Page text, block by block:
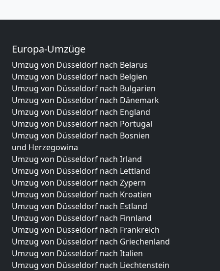
Europa-Umzüge
Umzug von Düsseldorf nach Belarus
Umzug von Düsseldorf nach Belgien
Umzug von Düsseldorf nach Bulgarien
Umzug von Düsseldorf nach Dänemark
Umzug von Düsseldorf nach England
Umzug von Düsseldorf nach Portugal
Umzug von Düsseldorf nach Bosnien
und Herzegowina
Umzug von Düsseldorf nach Irland
Umzug von Düsseldorf nach Lettland
Umzug von Düsseldorf nach Zypern
Umzug von Düsseldorf nach Kroatien
Umzug von Düsseldorf nach Estland
Umzug von Düsseldorf nach Finnland
Umzug von Düsseldorf nach Frankreich
Umzug von Düsseldorf nach Griechenland
Umzug von Düsseldorf nach Italien
Umzug von Düsseldorf nach Liechtenstein